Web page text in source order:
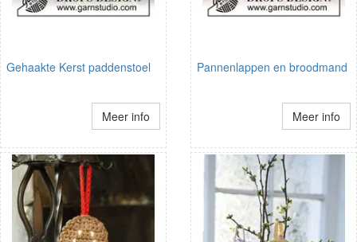
Gehaakte Kerst paddenstoel
Meer info
Pannenlappen en broodmand
Meer info